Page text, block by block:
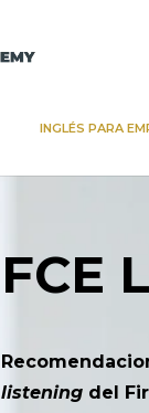
INGLÉS PARA
FCE
listeningdel